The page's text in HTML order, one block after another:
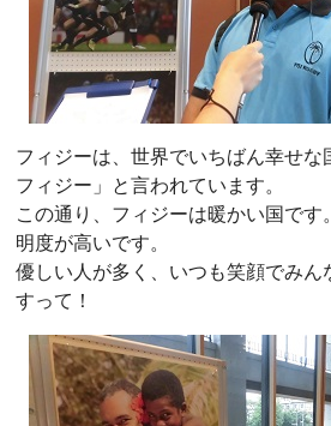
フィジーは、世界でいちばん幸せ
フィジー」と言われています。
この通り、フィジーは暖かい国です
明度が高いです。
優しい人が多く、いつも笑顔でみん
すって！